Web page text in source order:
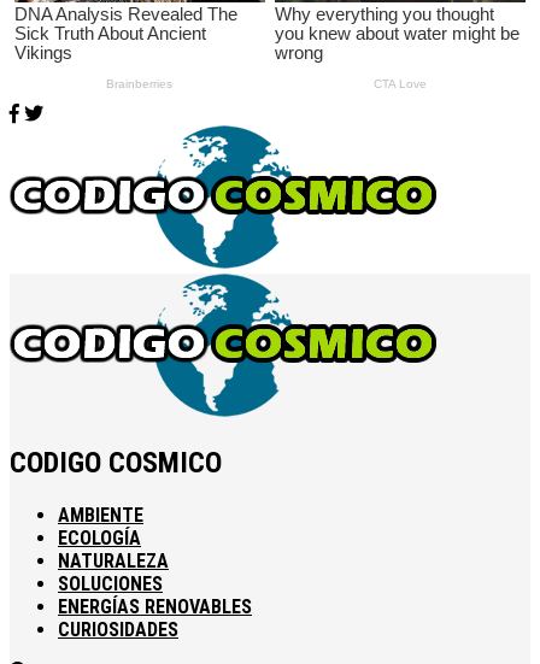
CODIGO COSMICO
AMBIENTE
ECOLOGÍA
NATURALEZA
SOLUCIONES
ENERGÍAS RENOVABLES
CURIOSIDADES